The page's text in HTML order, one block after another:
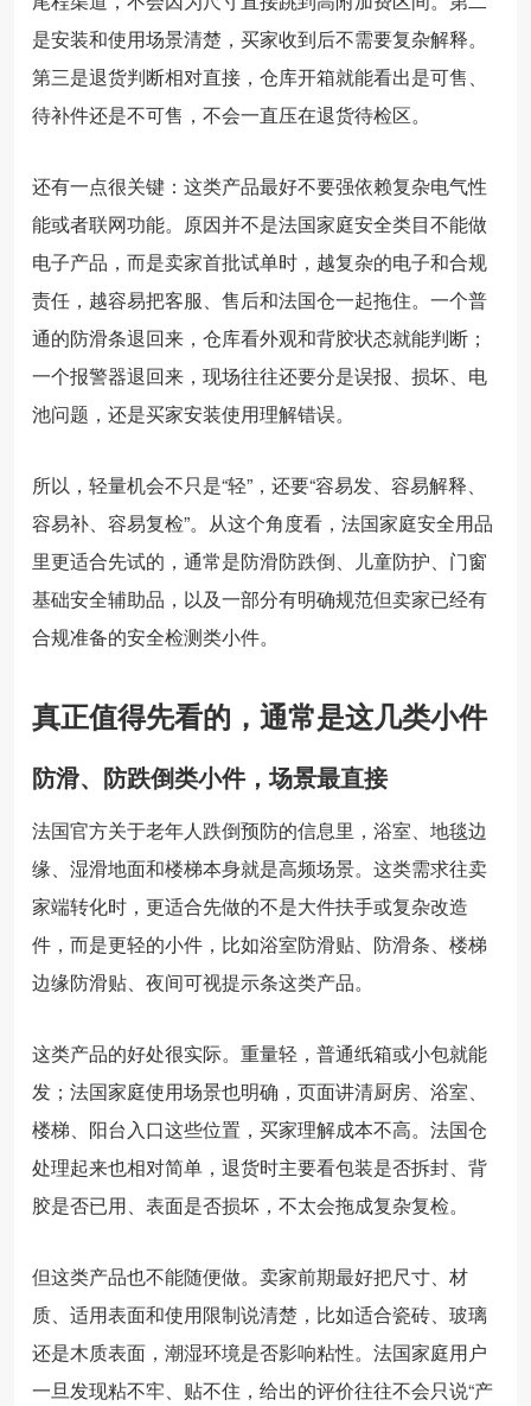
是安装和使用场景清楚，买家收到后不需要复杂解释。
第三是退货判断相对直接，仓库开箱就能看出是可售、
待补件还是不可售，不会一直压在退货待检区。
还有一点很关键：这类产品最好不要强依赖复杂电气性
能或者联网功能。原因并不是法国家庭安全类目不能做
电子产品，而是卖家首批试单时，越复杂的电子和合规
责任，越容易把客服、售后和法国仓一起拖住。一个普
通的防滑条退回来，仓库看外观和背胶状态就能判断；
一个报警器退回来，现场往往还要分是误报、损坏、电
池问题，还是买家安装使用理解错误。
所以，轻量机会不只是“轻”，还要“容易发、容易解释、
容易补、容易复检”。从这个角度看，法国家庭安全用品
里更适合先试的，通常是防滑防跌倒、儿童防护、门窗
基础安全辅助品，以及一部分有明确规范但卖家已经有
合规准备的安全检测类小件。
真正值得先看的，通常是这几类小件
防滑、防跌倒类小件，场景最直接
法国官方关于老年人跌倒预防的信息里，浴室、地毯边
缘、湿滑地面和楼梯本身就是高频场景。这类需求往卖
家端转化时，更适合先做的不是大件扶手或复杂改造
件，而是更轻的小件，比如浴室防滑贴、防滑条、楼梯
边缘防滑贴、夜间可视提示条这类产品。
这类产品的好处很实际。重量轻，普通纸箱或小包就能
发；法国家庭使用场景也明确，页面讲清厨房、浴室、
楼梯、阳台入口这些位置，买家理解成本不高。法国仓
处理起来也相对简单，退货时主要看包装是否拆封、背
胶是否已用、表面是否损坏，不太会拖成复杂复检。
但这类产品也不能随便做。卖家前期最好把尺寸、材
质、适用表面和使用限制说清楚，比如适合瓷砖、玻璃
还是木质表面，潮湿环境是否影响粘性。法国家庭用户
一旦发现粘不牢、贴不住，给出的评价往往不会只说“产